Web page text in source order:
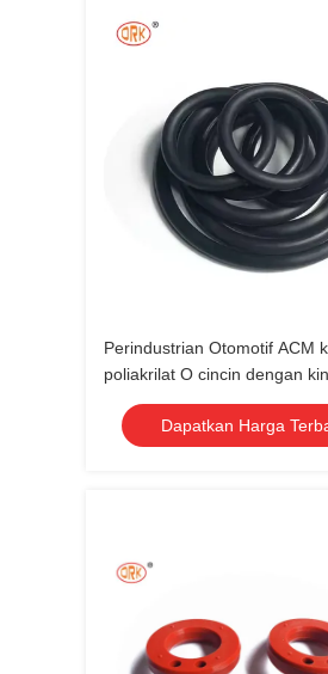
Perindustrian Otomotif ACM
poliakrilat O cincin dengan
optimal dalam berbagai
Dapatkan Harga